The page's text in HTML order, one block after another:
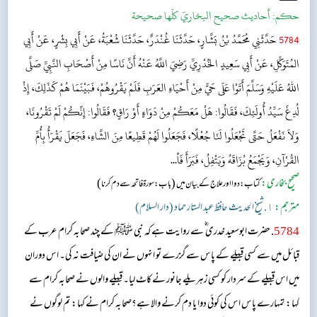
حکم:أحاديث صحيح البخاريّ كلّها صحيحة
5784حَدَّثَنِي مُحَمَّدُ بْنُ بَشَّارٍ، حَدَّثَنَا غُنْدَرٌ، حَدَّثَنَا شُعْبَةُ، عَنْ أَبِي بِشْرٍ، عَنْ أَبِي
المُتَوَكِّلِ، عَنْ أَبِي سَعِيدٍ الخُدْرِيِّ رَضِيَ اللَّهُ عَنْهُ أَنَّ نَاسًا مِنْ أَصْحَابِ النَّبِيِّ صَلَّى
اللهُ عَلَيْهِ وَسَلَّمَ أَتَوْا عَلَى حَيٍّ مِنْ أَحْيَاءِ العَرَبِ فَلَمْ يَقْرُوهُمْ، فَبَيْنَمَا هُمْ كَذَلِكَ، إِذْ
لُدِغَ سَيِّدُ أُولَئِكَ، فَقَالُوا: هَلْ مَعَكُمْ مِنْ دَوَاءٍ أَوْ رَاقٍ؟ فَقَالُوا: إِنَّكُمْ لَمْ تَقْرُونَا،
وَلاَ نَفْعَلُ حَتَّى تَجْعَلُوا لَنَا جُعْلًا، فَجَعَلُوا لَهُمْ قَطِيعًا مِنَ الشَّاءِ، فَجَعَلَ يَقْرَأُ بِأُمِّ
القُرْآنِ، وَيَجْمَعُ بُزَاقَهُ وَيَتْفِلُ، فَبَرَأَ فَأ...
صحیح بخاری:کتاب: دوا اور علاج کے بیان میں(باب: سورۃ فاتحہ سے دم کرنا)
مترجم: ١. شیخ الحدیث حافظ عبد الستار حماد (دار السلام)
5784 . حضرت ابوسعید خدری ؓ سے روایت ہے کہ نبی ﷺ کے چند صحابہ کرام عرب کے
قبائل میں سے کسی قبیلے کے پاس سے گزرے تو انہوں نے ان کی ضیافت نہ کی۔ اس دوران
میں اس قبیلے کے سردار کو کسی زہریلے جانور نے کاٹ لیا۔ قبیلے والوں نے صحابہ کرام سے
کہا: تمہارے پاس اس کی کوئی دوا یا دم کرنے والا ہے؟صحابہ کرام نے کہا: تم لوگوں نے